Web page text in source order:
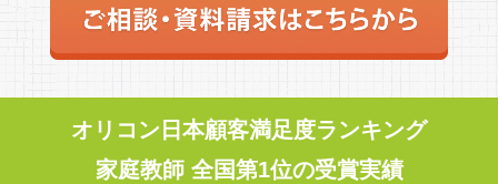
オリコン日本顧客満足度ランキング
家庭教師 全国第1位の受賞実績